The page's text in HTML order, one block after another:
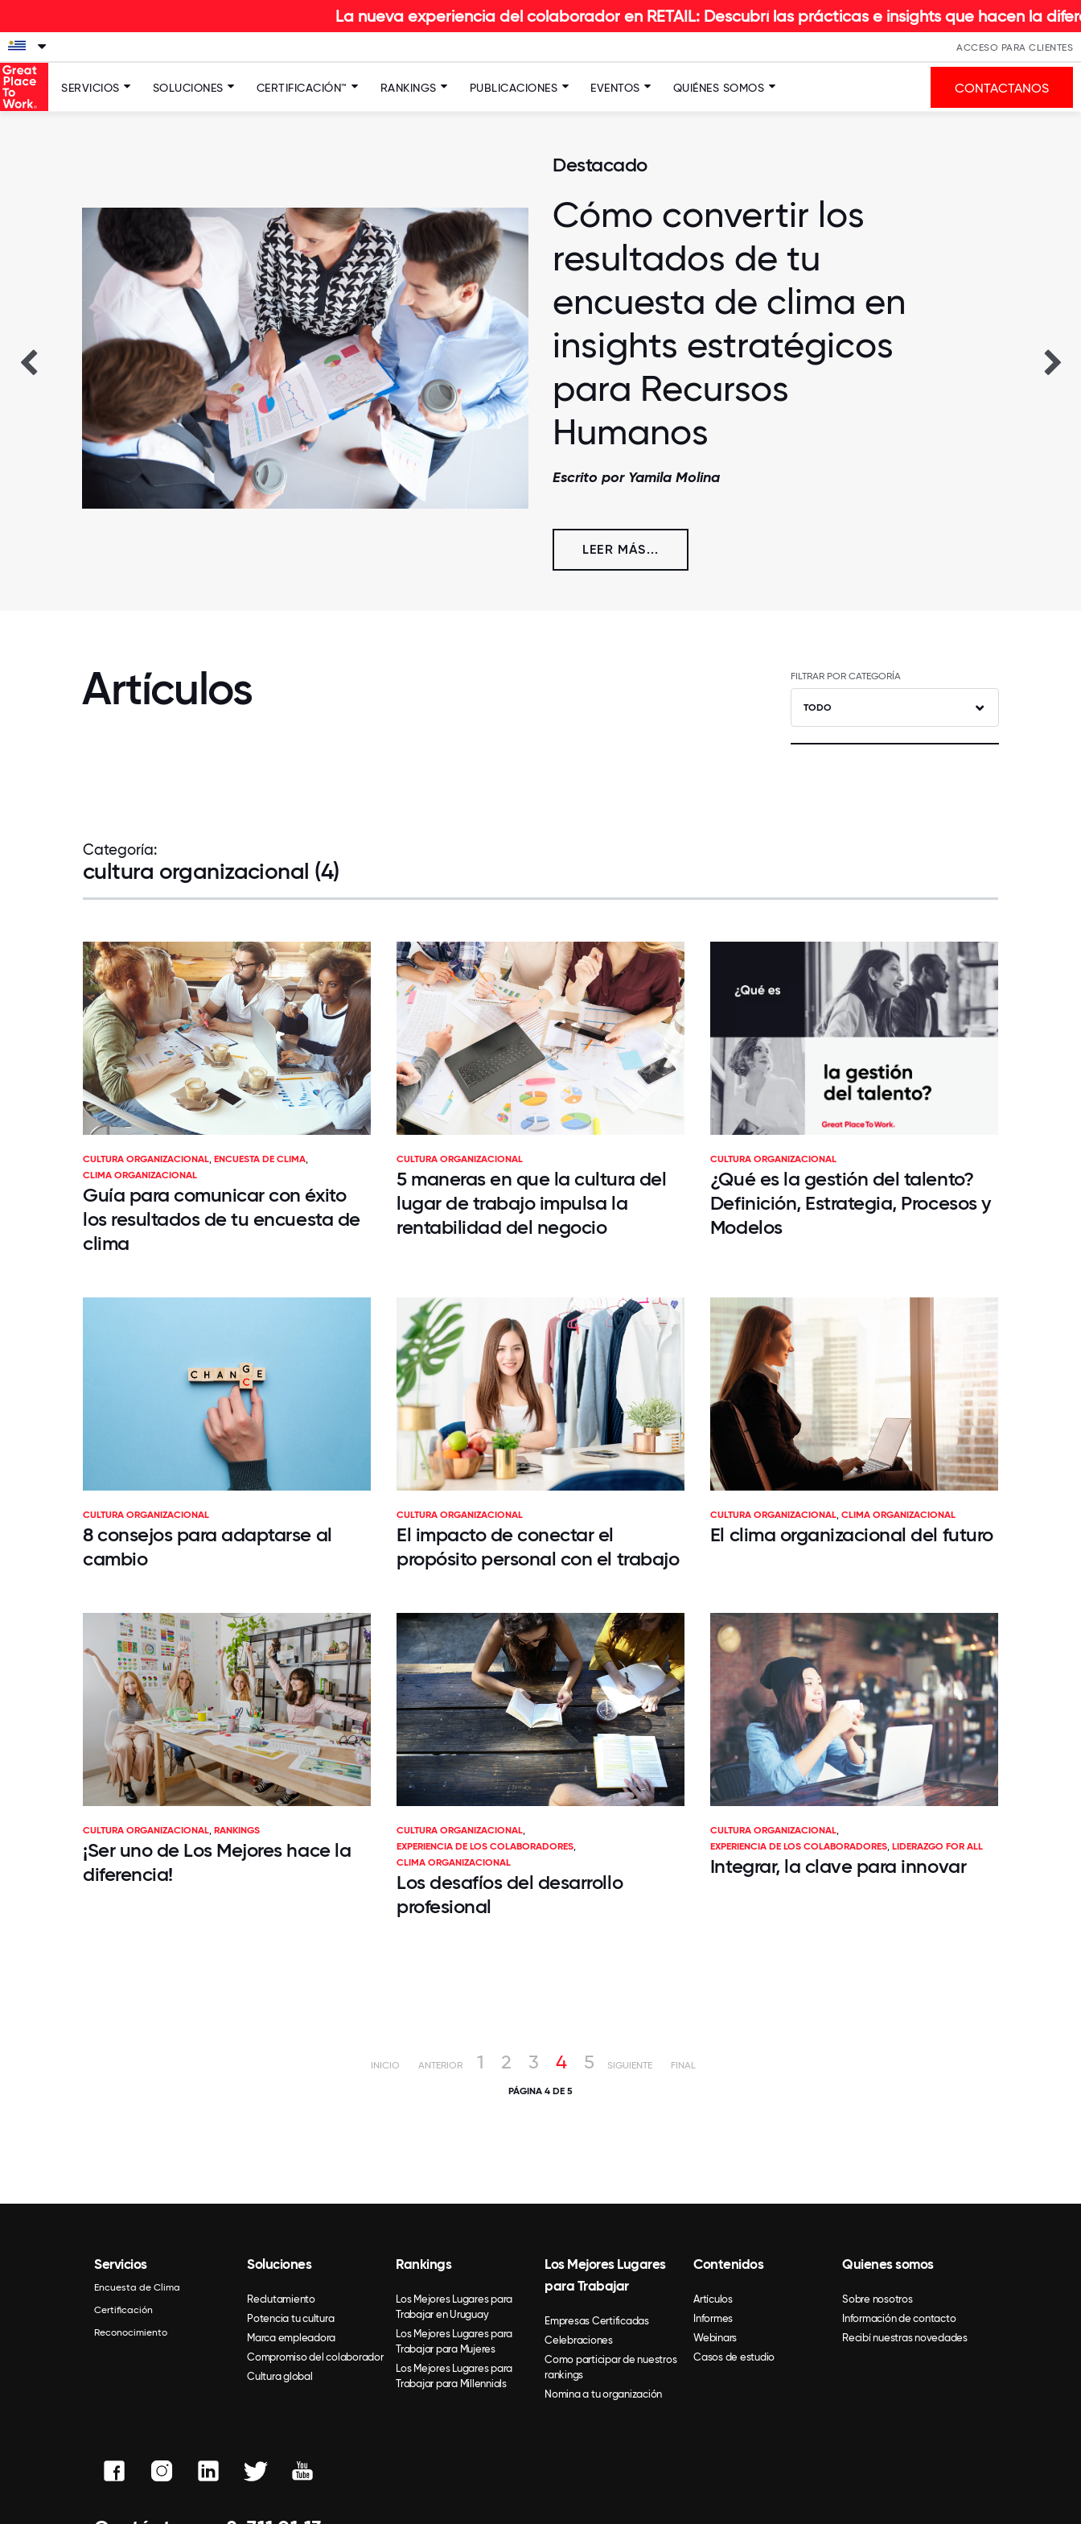
La nueva experiencia del colaborador en RETAIL: Descubrí las prácticas e insights que hacen la diferencia |
ACCESO PARA CLIENTES
SERVICIOS SOLUCIONES CERTIFICACIÓN™ RANKINGS PUBLICACIONES EVENTOS QUIÉNES SOMOS CONTACTANOS
Destacado
Cómo convertir los
resultados de tu
encuesta de clima en
insights estratégicos
para Recursos
Humanos
Escrito por Yamila Molina
LEER MÁS...
Artículos FILTRAR POR CATEGORÍA
TODO
Categoría:
cultura organizacional (4)
CULTURA ORGANIZACIONAL,ENCUESTA DE CLIMA,
CLIMA ORGANIZACIONAL
Guía para comunicar con éxito
los resultados de tu encuesta de
clima
CULTURA ORGANIZACIONAL
5 maneras en que la cultura del
lugar de trabajo impulsa la
rentabilidad del negocio
CULTURA ORGANIZACIONAL
¿Qué es la gestión del talento?
Definición, Estrategia, Procesos y
Modelos
CULTURA ORGANIZACIONAL
8 consejos para adaptarse al
cambio
CULTURA ORGANIZACIONAL
El impacto de conectar el
propósito personal con el trabajo
CULTURA ORGANIZACIONAL,CLIMA ORGANIZACIONAL
El clima organizacional del futuro
CULTURA ORGANIZACIONAL,RANKINGS
¡Ser uno de Los Mejores hace la
diferencia!
CULTURA ORGANIZACIONAL,
EXPERIENCIA DE LOS COLABORADORES,
CLIMA ORGANIZACIONAL
Los desafíos del desarrollo
profesional
CULTURA ORGANIZACIONAL,
EXPERIENCIA DE LOS COLABORADORES,LIDERAZGO FOR ALL
Integrar, la clave para innovar
INICIO ANTERIOR 1 2 3 4 5 SIGUIENTE FINAL
PÁGINA 4 DE 5
Servicios
Encuesta de Clima
Certificación
Reconocimiento
Soluciones
Reclutamiento
Potencia tu cultura
Marca empleadora
Compromiso del colaborador
Cultura global
Rankings
Los Mejores Lugares para
Trabajar en Uruguay
Los Mejores Lugares para
Trabajar para Mujeres
Los Mejores Lugares para
Trabajar para Millennials
Los Mejores Lugares
para Trabajar
Empresas Certificadas
Celebraciones
Como participar de nuestros
rankings
Nomina a tu organización
Contenidos
Artículos
Informes
Webinars
Casos de estudio
Quienes somos
Sobre nosotros
Información de contacto
Recibí nuestras novedades